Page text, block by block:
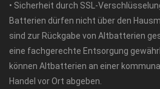
• Sicherheit durch SSL-
Batterien dürfen nicht über den
sind zur Rückgabe von Altbatterien
eine fachgerechte Entsorgung
können Altbatterien an einer
Handel vor Ort abgeben.